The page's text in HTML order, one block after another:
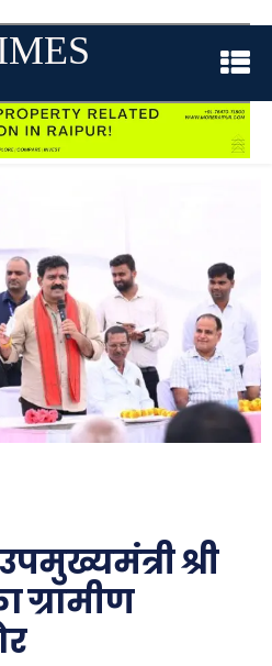
श्री
ग्रामीण